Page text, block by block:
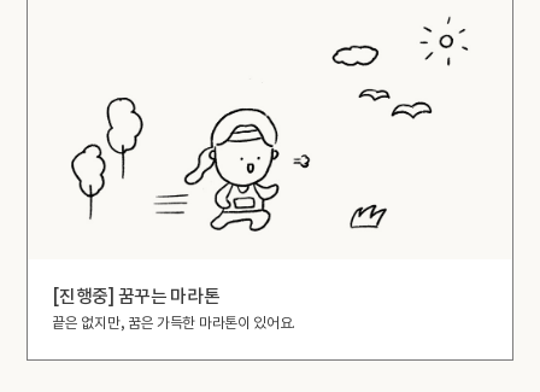
[진행중] 꿈꾸는 마라톤
끝은 없지만, 꿈은 가득한 마라톤이 있어요.